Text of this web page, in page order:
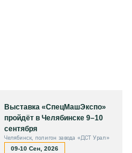
Выставка «СпецМашЭкспо»
пройдёт в Челябинске 9–10
сентября
Челябинск, полигон завода «ДСТ Урал»
09-10 Сен, 2026